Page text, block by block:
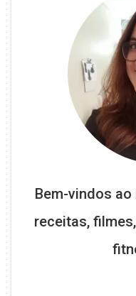
,
Bem-vindos
receitas,